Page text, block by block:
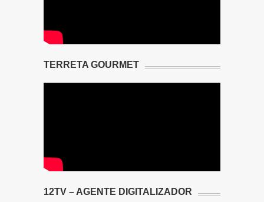
TERRETA GOURMET
12TV – AGENTE DIGITALIZADOR